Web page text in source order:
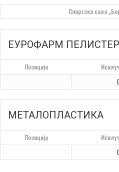
Спортска сала
ЕУРОФАРМ ПЕЛИСТЕР
Позиција
МЕТАЛОПЛАСТИКА
Позиција